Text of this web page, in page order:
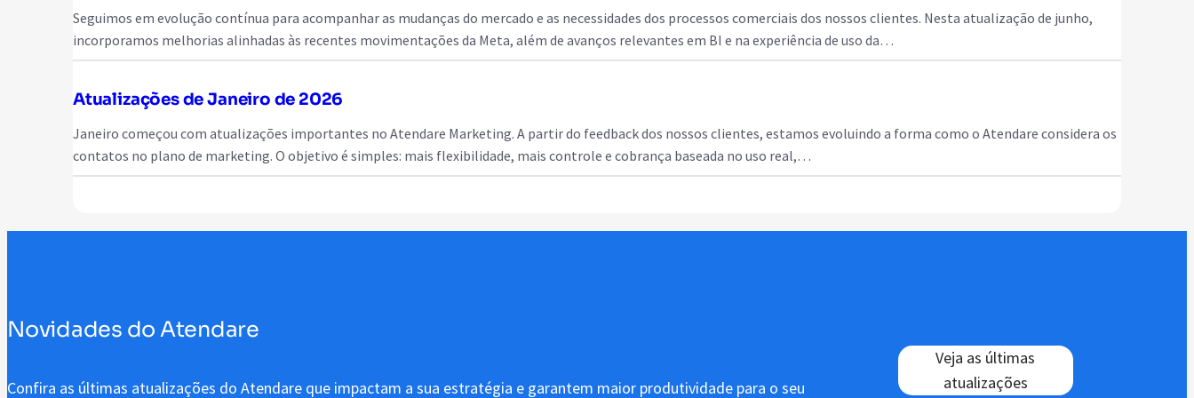
Seguimos em evolução contínua para acompanhar as mudanças do mercado e as necessidades dos processos comerciais dos nossos clientes. Nesta atualização de junho,
incorporamos melhorias alinhadas às recentes movimentações da Meta, além de avanços relevantes em BI e na experiência de uso da…
Atualizações de Janeiro de 2026
Janeiro começou com atualizações importantes no Atendare Marketing. A partir do feedback dos nossos clientes, estamos evoluindo a forma como o Atendare considera os
contatos no plano de marketing. O objetivo é simples: mais flexibilidade, mais controle e cobrança baseada no uso real,…
Novidades do Atendare
Confira as últimas atualizações do Atendare que impactam a sua estratégia e garantem maior produtividade para o seu
Veja as últimas
atualizações